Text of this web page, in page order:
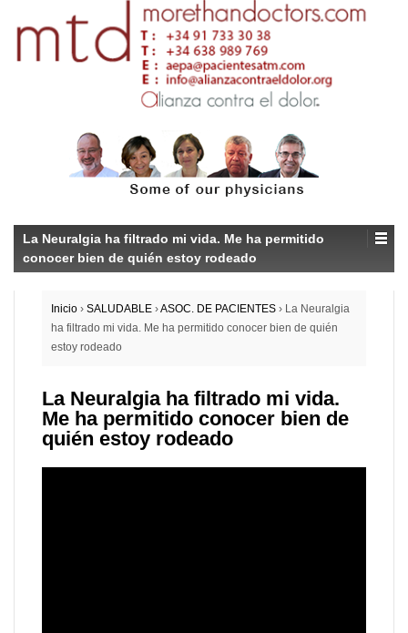
La Neuralgia ha filtrado mi vida. Me ha permitido
conocer bien de quién estoy rodeado
Inicio › SALUDABLE ›ASOC. DE PACIENTES › La Neuralgia
ha filtrado mi vida. Me ha permitido conocer bien de quién
estoy rodeado
La Neuralgia ha filtrado mi vida.
Me ha permitido conocer bien de
quién estoy rodeado